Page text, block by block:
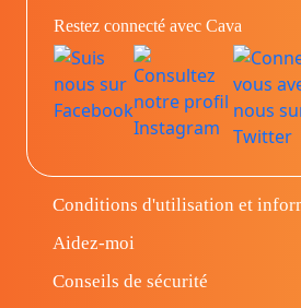
Restez connecté avec Cava
Conditions d'utilisation et
Aidez-moi
Conseils de sécurité